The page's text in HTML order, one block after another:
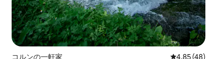
コルンの一軒家 レビュー48
4.85 (48)